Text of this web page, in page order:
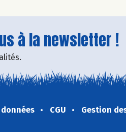
à la newsletter !
CGU Gestion